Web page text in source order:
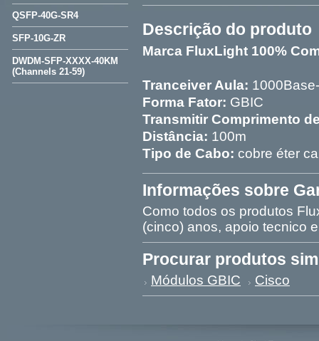
QSFP-40G-SR4
SFP-10G-ZR
DWDM-SFP-XXXX-40KM
(Channels 21-59)
Descrição do produto
Marca FluxLight 100%
Tranceiver Aula:
Forma Fator: GBIC
Transmitir Comprimento
Distância: 100m
Tipo de Cabo: cobre éter
Informações sobre
Como todos os produtos
(cinco) anos, apoio tecnico
Procurar produtos
Módulos GBIC Cisco